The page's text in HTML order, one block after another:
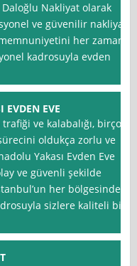
Nakliyat olarak
ve güvenilir nakliyat
her zaman
kadrosuyla evden
EVDEN EVE
ve kalabalığı, birçok
oldukça zorlu ve
Yakası Evden Eve
ve güvenli şekilde
her bölgesinde
sizlere kaliteli bir